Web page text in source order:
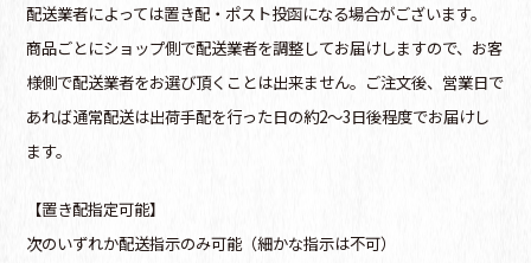
配送業者によっては置き配・ポスト投函になる場合がございます。
商品ごとにショップ側で配送業者を調整してお届けしますので、お客
様側で配送業者をお選び頂くことは出来ません。ご注文後、営業日で
あれば通常配送は出荷手配を行った日の約2～3日後程度でお届けし
ます。
【置き配指定可能】
次のいずれか配送指示のみ可能（細かな指示は不可）